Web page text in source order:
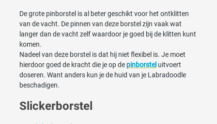
De grote pinborstel is al beter geschikt voor het ontklitten
van de vacht. De pinnen van deze borstel zijn vaak wat
langer dan de vacht zelf waardoor je goed bij de klitten kunt
komen.
Nadeel van deze borstel is dat hij niet flexibel is. Je moet
hierdoor goed de kracht die je op de pinborstel uitvoert
doseren. Want anders kun je de huid van je Labradoodle
beschadigen.
Slickerborstel